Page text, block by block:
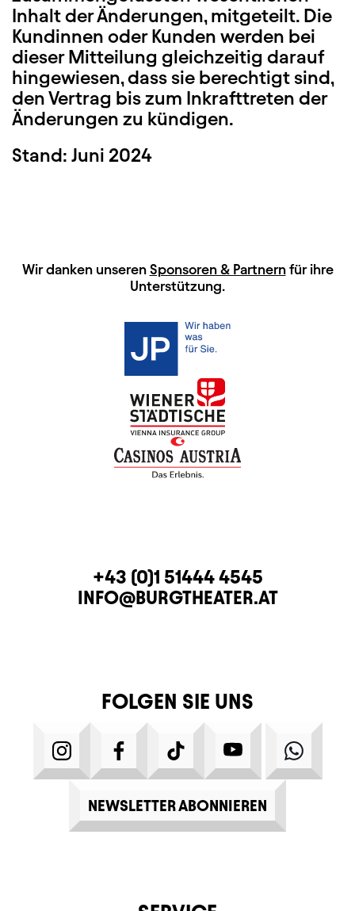
Inhalt der Änderungen, mitgeteilt. Die
Kundinnen oder Kunden werden bei
dieser Mitteilung gleichzeitig darauf
hingewiesen, dass sie berechtigt sind,
den Vertrag bis zum Inkrafttreten der
Änderungen zu kündigen.
Stand: Juni 2024
HAUPTSPONSOREN
Wir danken unseren Sponsoren & Partnernfür ihre
Unterstützung.
KONTAKTTELEFON
+43 (0)1 51444 4545
E-MAIL
INFO@BURGTHEATER.AT
FOLGEN SIE UNS
INSTAGRAMFACEBOOKTIKTOK YOUTUBE
NEWSLETTER ABONNIEREN